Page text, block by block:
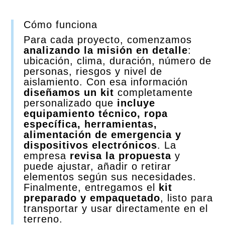
Cómo funciona
Para cada proyecto, comenzamos
analizando la misión en detalle:
ubicación, clima, duración, número de
personas, riesgos y nivel de
aislamiento. Con esa información
diseñamos un kit completamente
personalizado que incluye
equipamiento técnico, ropa
específica, herramientas,
alimentación de emergencia y
dispositivos electrónicos. La
empresa revisa la propuesta y
puede ajustar, añadir o retirar
elementos según sus necesidades.
Finalmente, entregamos el
kit
preparado y empaquetado, listo para
transportar y usar directamente en el
terreno.